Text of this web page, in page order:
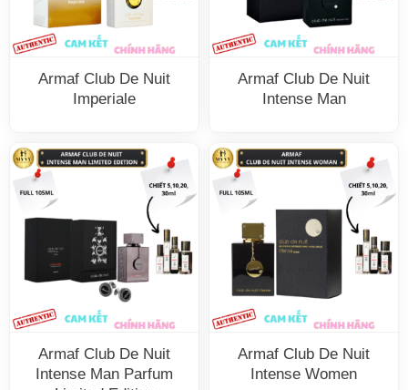
Armaf Club De Nuit
Imperiale
Armaf Club De Nuit
Intense Man
Armaf Club De Nuit
Intense Man Parfum
Armaf Club De Nuit
Intense Women